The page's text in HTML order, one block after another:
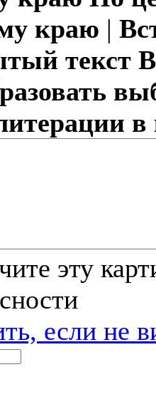
краю |
текст
если не